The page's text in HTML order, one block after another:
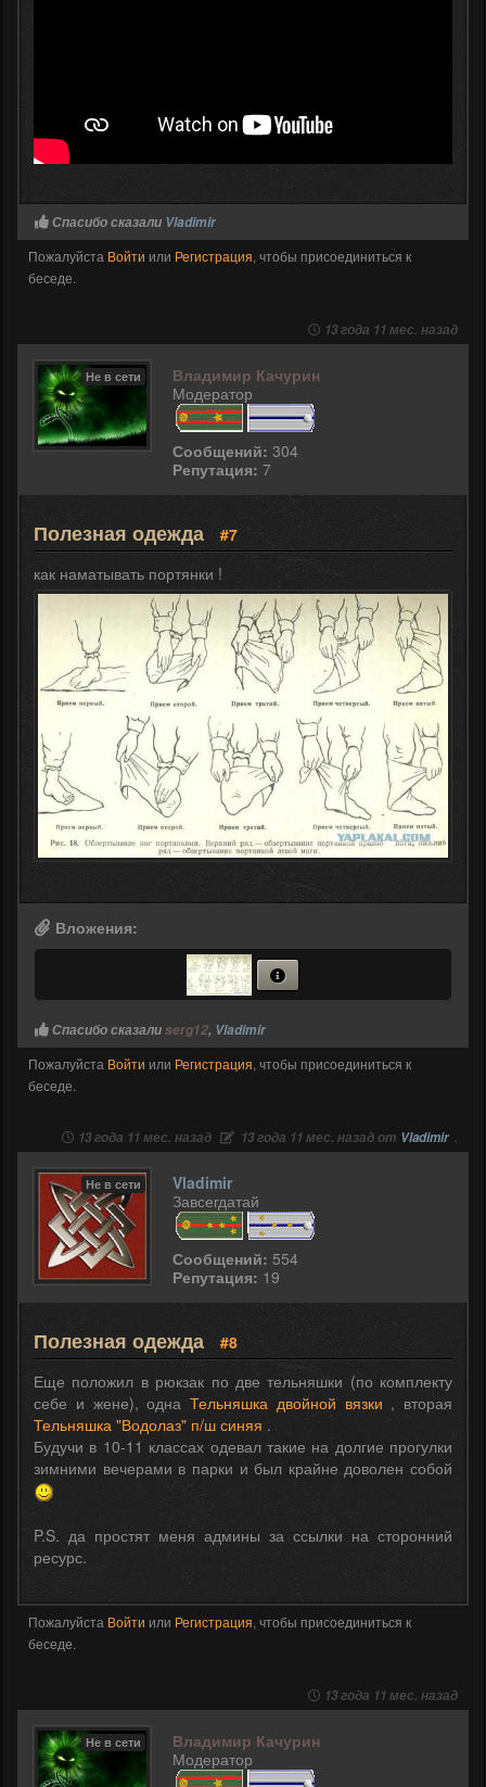
Спасибо сказали Vladimir
Пожалуйста Войти или Регистрация, чтобы присоединиться к
беседе.
13 года 11 мес. назад
Не в сети
Владимир Качурин
Модератор
Сообщений: 304
Репутация: 7
Полезная одежда
#7
как наматывать портянки !
Вложения:
Спасибо сказалиserg12, Vladimir
Пожалуйста Войти или Регистрация, чтобы присоединиться к
беседе.
13 года 11 мес. назад 13 года 11 мес. назад от Vladimir .
Не в сети
Vladimir
Завсегдатай
Сообщений: 554
Репутация: 19
Полезная одежда
#8
Еще положил в рюкзак по две тельняшки (по комплекту
себе и жене), одна Тельняшка двойной вязки , вторая
Тельняшка "Водолаз" п/ш синяя .
Будучи в 10-11 классах одевал такие на долгие прогулки
зимними вечерами в парки и был крайне доволен собой
P.S. да простят меня админы за ссылки на сторонний
ресурс.
Пожалуйста Войти или Регистрация, чтобы присоединиться к
беседе.
13 года 11 мес. назад
Не в сети
Владимир Качурин
Модератор